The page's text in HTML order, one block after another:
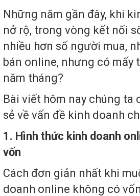
Những năm gần đây, khi
nở rộ, trong vòng kết nối
nhiều hơn số người mua,
bán online, nhưng có mấy
năm tháng?
Bài viết hôm nay chúng ta
sẻ về vấn đề kinh doanh
1. Hình thức kinh doanh
vốn
Cách đơn giản nhất khi
doanh online không có